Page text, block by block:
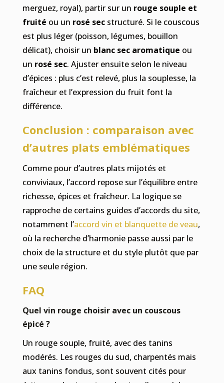
merguez, royal), partir sur un rouge souple et
fruité ou un rosé secstructuré. Si le couscous
est plus léger (poisson, légumes, bouillon
délicat), choisir un blanc sec aromatique ou
un rosé sec. Ajuster ensuite selon le niveau
d’épices : plus c’est relevé, plus la souplesse, la
fraîcheur et l’expression du fruit font la
différence.
Conclusion : comparaison avec
d’autres plats emblématiques
Comme pour d’autres plats mijotés et
conviviaux, l’accord repose sur l’équilibre entre
richesse, épices et fraîcheur. La logique se
rapproche de certains guides d’accords du site,
notamment l’accord vin et blanquette de veau,
où la recherche d’harmonie passe aussi par le
choix de la structure et du style plutôt que par
une seule région.
FAQ
Quel vin rouge choisir avec un couscous
épicé ?
Un rouge souple, fruité, avec des tanins
modérés. Les rouges du sud, charpentés mais
aux tanins fondus, sont souvent cités pour